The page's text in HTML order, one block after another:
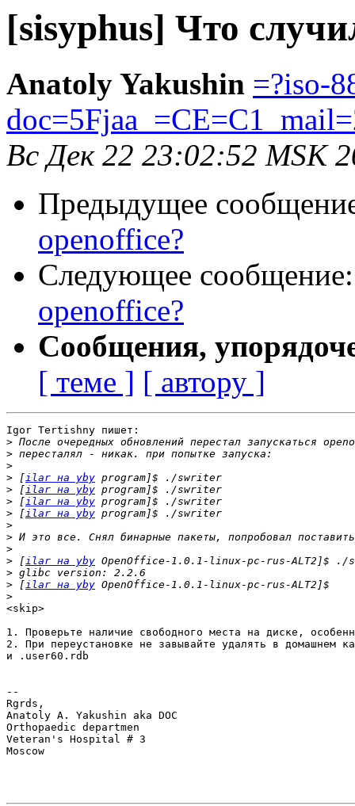
[sisyphus] Что
Anatoly Yakushin =?iso-
Вс Дек 22 23:02:52 MSK
Предыдущее
openoffice?
Следующее
openoffice?
Сообщения,
[ теме ] [ автору ]
Igor Tertishny пишет:
>
>
>
> [ilar на yby
> [ilar на yby
> [ilar на yby
> [ilar на yby
>
>
>
> [ilar на yby
>
> [ilar на yby
>
<skip>
1. Проверьте наличие свободного места на диске,
2. При переустановке не завывайте удалять в домашнем
и .user60.rdb
--
Rgrds,
Anatoly A. Yakushin aka DOC
Orthopaedic departmen
Veteran's Hospital # 3
Moscow